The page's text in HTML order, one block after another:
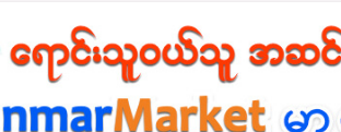
• ✅ Concentrator Nozzle: ဆံပင်
• ✅ Durable Design: အကြမ်းခံပ
ရှယ်ပဲဗျာ။ph09983522957